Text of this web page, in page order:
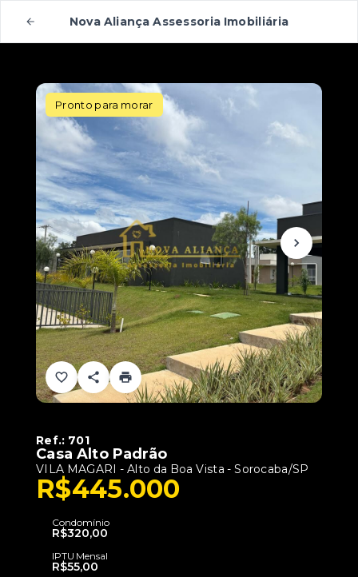
Nova Aliança Assessoria Imobiliária
Pronto para morar
Ref.: 701
Casa Alto Padrão
VILA MAGARI - Alto da Boa Vista - Sorocaba/SP
R$445.000
Condomínio
R$320,00
IPTU Mensal
R$55,00